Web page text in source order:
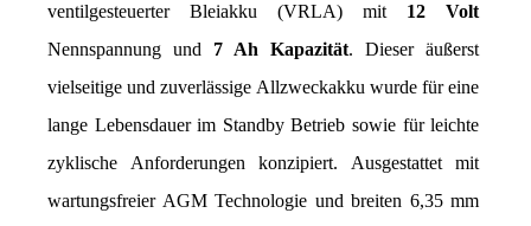
ventilgesteuerter Bleiakku (VRLA) mit 12 Volt
Nennspannung und 7 Ah Kapazität. Dieser äußerst
vielseitige und zuverlässige Allzweckakku wurde für eine
lange Lebensdauer im Standby Betrieb sowie für leichte
zyklische Anforderungen konzipiert. Ausgestattet mit
wartungsfreier AGM Technologie und breiten 6,35 mm